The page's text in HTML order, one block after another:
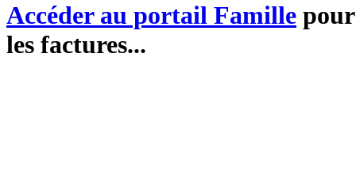
Accéder au portail Famille
les factures...